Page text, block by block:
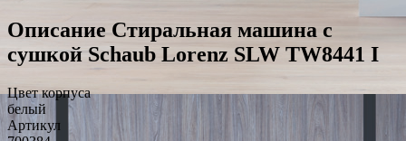
Описание Стиральная машина с
сушкой Schaub Lorenz SLW TW8441 I
Цвет корпуса
белый
Артикул